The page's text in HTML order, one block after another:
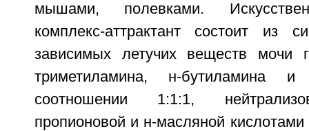
мышами, полевками.
комплекс-аттрактант состоит из
зависимых летучих веществ мочи
триметиламина, н-бутиламина
соотношении 1:1:1,
пропионовой и н-масляной